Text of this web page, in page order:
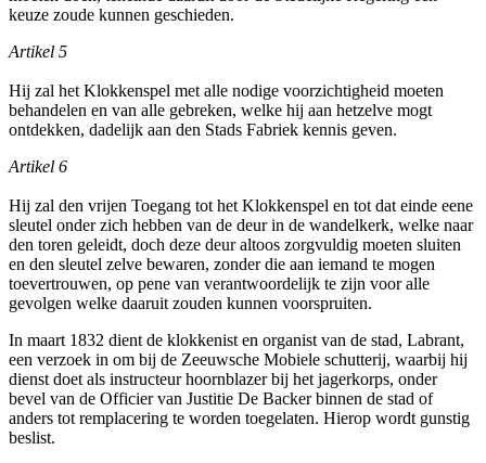
keuze zoude kunnen geschieden.
Artikel 5
Hij zal het Klokkenspel met alle nodige voorzichtigheid moeten
behandelen en van alle gebreken, welke hij aan hetzelve mogt
ontdekken, dadelijk aan den Stads Fabriek kennis geven.
Artikel 6
Hij zal den vrijen Toegang tot het Klokkenspel en tot dat einde eene
sleutel onder zich hebben van de deur in de wandelkerk, welke naar
den toren geleidt, doch deze deur altoos zorgvuldig moeten sluiten
en den sleutel zelve bewaren, zonder die aan iemand te mogen
toevertrouwen, op pene van verantwoordelijk te zijn voor alle
gevolgen welke daaruit zouden kunnen voorspruiten.
In maart 1832 dient de klokkenist en organist van de stad, Labrant,
een verzoek in om bij de Zeeuwsche Mobiele schutterij, waarbij hij
dienst doet als instructeur hoornblazer bij het jagerkorps, onder
bevel van de Officier van Justitie De Backer binnen de stad of
anders tot remplacering te worden toegelaten. Hierop wordt gunstig
beslist.